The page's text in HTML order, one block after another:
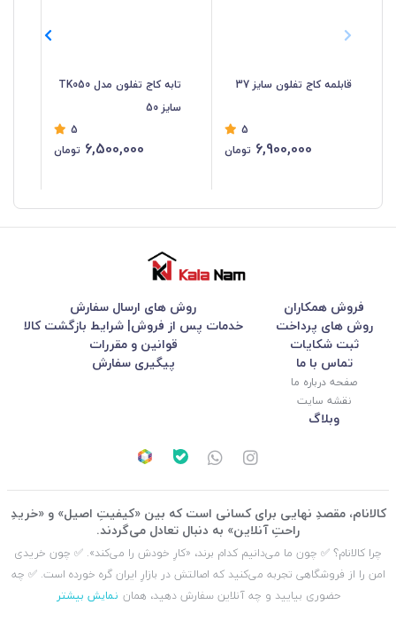
قابلمه کاج تفلون سایز 37
5
6,900,000 تومان
تابه کاج تفلون مدل TK050
سایز 50
5
6,500,000 تومان
فروش همکاران
روش های ارسال سفارش
روش های پرداخت
خدمات پس از فروش| شرایط بازگشت کالا
ثبت شکایات
قوانین و مقررات
تماس با ما
صفحه درباره ما
نقشه سایت
پیگیری سفارش
وبلاگ
کالانام، مقصدِ نهایی برای کسانی است که بین «کیفیتِ اصیل» و «خریدِ
راحتِ آنلاین» به دنبال تعادل می‌گردند.
چرا کالانام؟ ✅ چون ما می‌دانیم کدام برند، «کارِ خودش را می‌کند». ✅ چون خریدی
امن را از فروشگاهی تجربه می‌کنید که اصالتش در بازارِ ایران گره خورده است. ✅ چه
حضوری بیایید و چه آنلاین سفارش دهید، همان نمایش بیشتر